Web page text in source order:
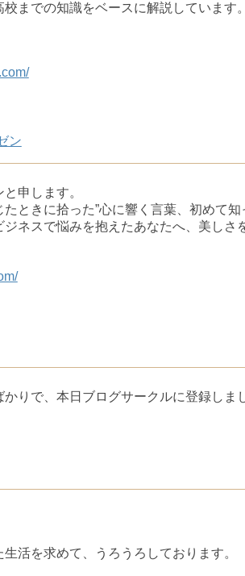
までの知識をベースに解説しています。
ン
申します。
ときに拾った”心に響く言葉、初めて
ジネスで悩みを抱えたあなたへ、美し
りで、本日ブログサークルに登録しま
活を求めて、うろうろしております。